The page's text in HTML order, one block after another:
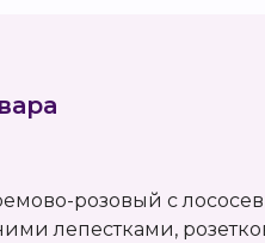
розовый с
лепестками,